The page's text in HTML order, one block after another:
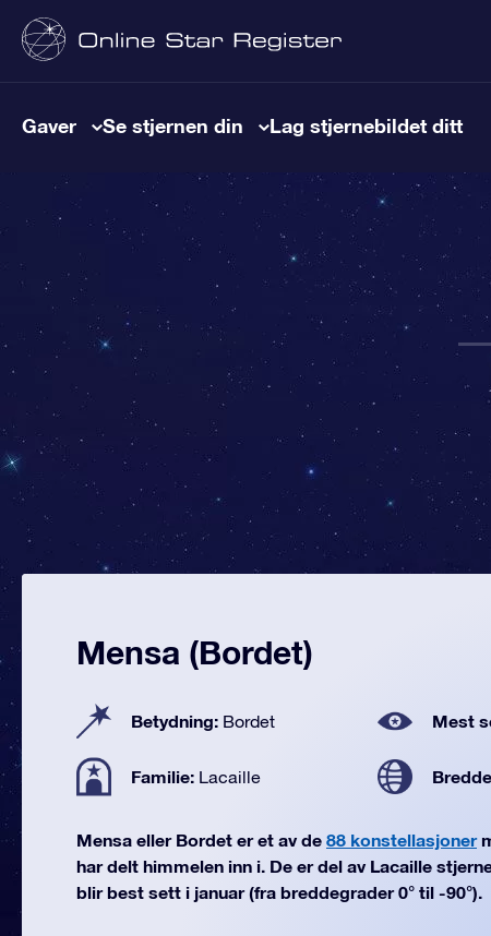
Gaver Se stjernen din Lag stjernebildet ditt
Mensa (Bordet)
Betydning: Bordet Mest
Familie: Lacaille
Mensa eller Bordet er et av de 88 konstellasjoner
har delt himmelen inn i. De er del av Lacaille
blir best sett i januar (fra breddegrader 0° til -90°).